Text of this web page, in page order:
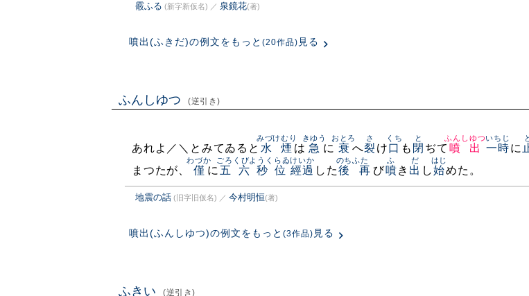
霰ふる (新字新仮名) ／ 泉鏡花(著)
噴出(ふきだ)の例文をもっと (20作品) 見る
ふんしゆつ (逆引き)
あれよ／＼とみてゐると 水煙
みづけむり
は 急
きゆう
に 衰
おとろ
へ裂
さ
け口
くち
も 閉
と
ぢて 噴出
ふんしゆつ
一時
いちじ
に
まつたが、
僅
わづか
に 五六秒位
ごろくびようくらゐ
經過
けいか
した後
のち
再
ふたゝ
び噴
ふ
き 出
だ
し始
はじ
めた。
地震の話 (旧字旧仮名) ／ 今村明恒(著)
噴出(ふんしゆつ)の例文をもっと (3作品) 見る
ふきい (逆引き)